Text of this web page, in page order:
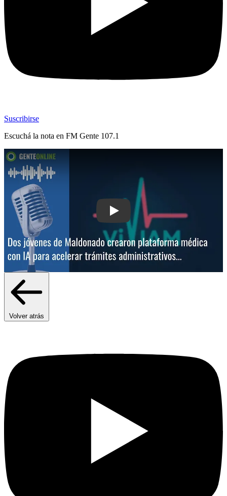
Suscribirse
Escuchá la nota en FM Gente 107.1
Play: Dos jóvenes de Maldonado
Volver atrás